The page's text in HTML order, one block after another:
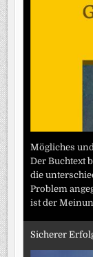
Mögliches
Der Buchtext
die
Problem
ist der
Sicherer